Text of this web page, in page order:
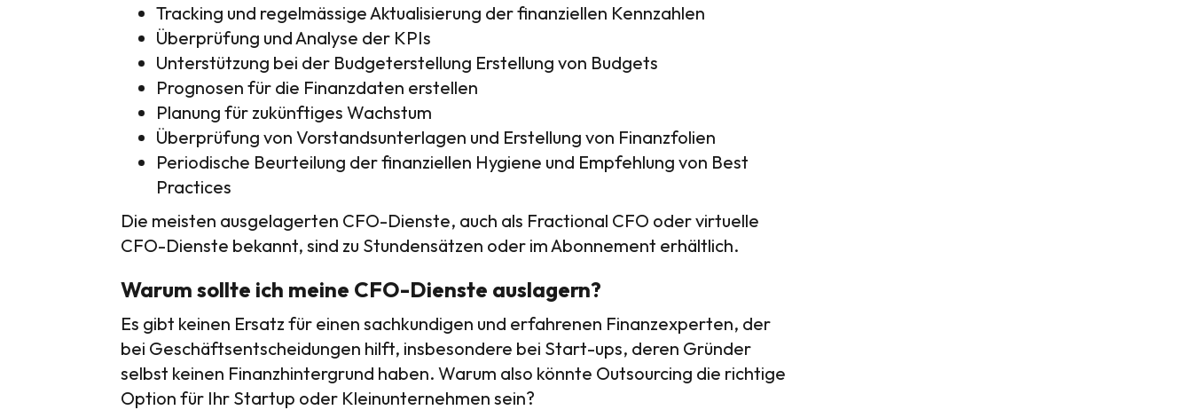
Tracking und regelmässige Aktualisierung der finanziellen Kennzahlen
Überprüfung und Analyse der KPIs
Unterstützung bei der Budgeterstellung Erstellung von Budgets
Prognosen für die Finanzdaten erstellen
Planung für zukünftiges Wachstum
Überprüfung von Vorstandsunterlagen und Erstellung von Finanzfolien
Periodische Beurteilung der finanziellen Hygiene und Empfehlung von Best
Practices
Die meisten ausgelagerten CFO-Dienste, auch als Fractional CFO oder virtuelle
CFO-Dienste bekannt, sind zu Stundensätzen oder im Abonnement erhältlich.
Warum sollte ich meine CFO-Dienste auslagern?
Es gibt keinen Ersatz für einen sachkundigen und erfahrenen Finanzexperten, der
bei Geschäftsentscheidungen hilft, insbesondere bei Start-ups, deren Gründer
selbst keinen Finanzhintergrund haben. Warum also könnte Outsourcing die richtige
Option für Ihr Startup oder Kleinunternehmen sein?